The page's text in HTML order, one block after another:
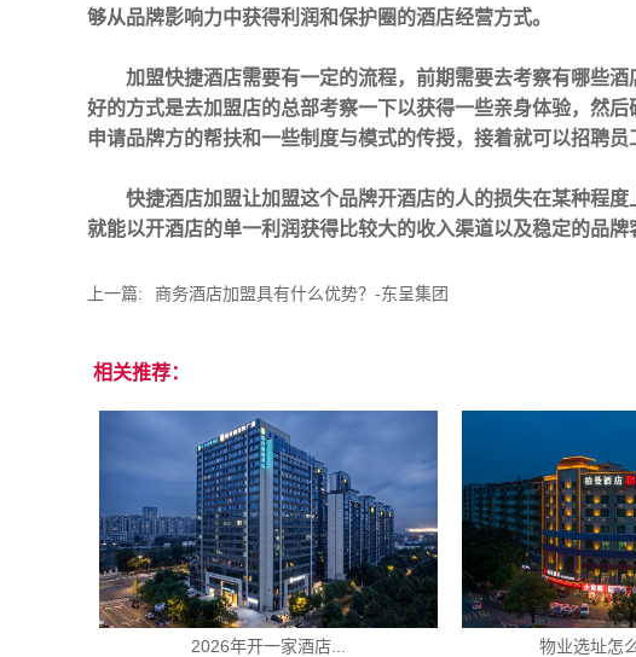
够从品牌影响力中获得利润和保护圈的酒店经营方式。
加盟快捷酒店需要有一定的流程，前期需要去考察有哪些
好的方式是去加盟店的总部考察一下以获得一些亲身体验，然
申请品牌方的帮扶和一些制度与模式的传授，接着就可以招聘
快捷酒店加盟让加盟这个品牌开酒店的人的损失在某种程
就能以开酒店的单一利润获得比较大的收入渠道以及稳定的品牌
上一篇: 商务酒店加盟具有什么优势？-东呈集团
相关推荐：
2026年开一家酒店... 物业选址怎